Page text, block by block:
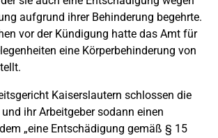
aufgrund ihrer Behinderung begehrte.
vor der Kündigung hatte das Amt für
eine Körperbehinderung von
Kaiserslautern schlossen die
ihr Arbeitgeber sodann einen
„eine Entschädigung gemäß § 15